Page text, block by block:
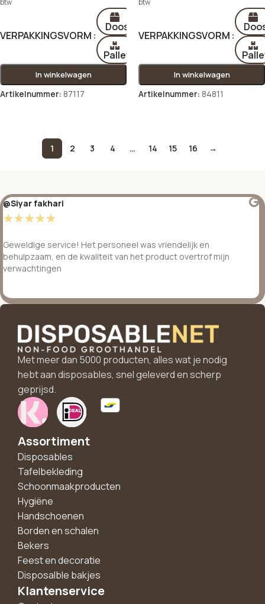
VERPAKKINGSVORM
Doos
Pallet
In winkelwagen
Artikelnummer: 87117
VERPAKKINGSVORM
In winkelwagen
Artikelnummer: 84811
1 2 3 4 … 14 15 16 →
@Siyar fakhari
☆☆☆☆☆
Geweldige service! Het personeel was vriendelijk en
behulpzaam, en de kwaliteit van het product overtrof mijn
verwachtingen
Met meer dan 5000 producten, alles wat je nodig
hebt aan disposables, snel geleverd en scherp
geprijsd.
Assortiment
Disposables
Tafelbekleding
Schoonmaakproducten
Hygiëne
Handschoenen
Borden en schalen
Bekers
Feest en decoratie
Disposalble bakjes
Klantenservice